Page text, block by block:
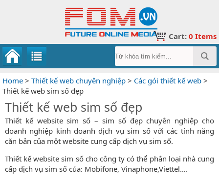
Cart: 0 Items
Home > Thiết kế web chuyên nghiệp > Các gói thiết kế web >
Thiết kế web sim số đẹp
Thiết kế web sim số đẹp
Thiết kế website sim số – sim số đẹp chuyên nghiệp cho
doanh nghiệp kinh doanh dịch vụ sim số với các tính năng
căn bản của một website cung cấp dịch vụ sim số.
Thiết kế website sim số cho công ty có thể phân loại nhà cung
cấp dịch vụ sim số của: Mobifone, Vinaphone,Viettel….